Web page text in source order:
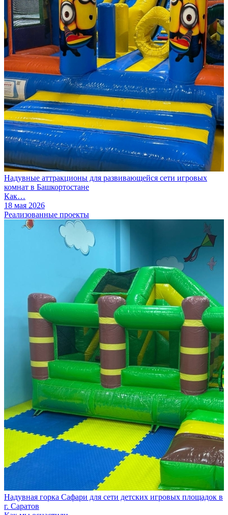
Надувные аттракционы для развивающейся сети игровых
комнат в Башкортостане
Как…
18 мая 2026
Реализованные проекты
Надувная горка Сафари для сети детских игровых площадок в
г. Саратов